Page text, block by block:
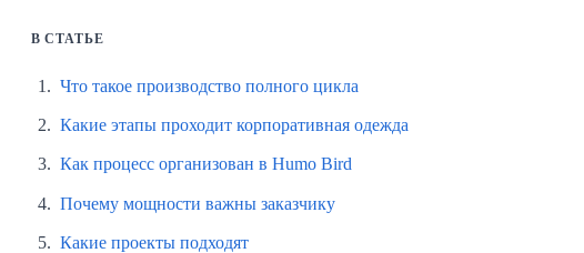
В СТАТЬЕ
Что такое производство полного цикла
Какие этапы проходит корпоративная одежда
Как процесс организован в Humo Bird
Почему мощности важны заказчику
Какие проекты подходят